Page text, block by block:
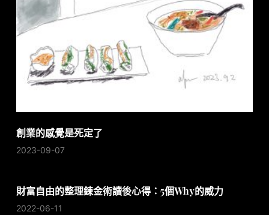
創業的感覺是死定了
2023-09-07
財富自由的整理鍊金術讀後心得：5個Why的威力
2022-06-11